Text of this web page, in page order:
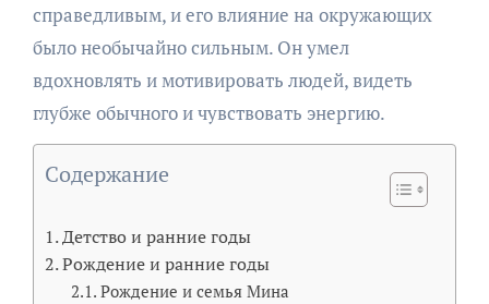
справедливым, и его влияние на окружающих
было необычайно сильным. Он умел
вдохновлять и мотивировать людей, видеть
глубже обычного и чувствовать энергию.
Содержание
Детство и ранние годы
Рождение и ранние годы
Рождение и семья Мина